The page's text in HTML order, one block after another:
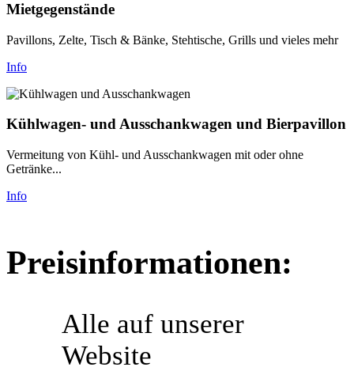
Mietgegenstände
Pavillons, Zelte, Tisch & Bänke, Stehtische, Grills und vieles mehr
Info
Kühlwagen- und Ausschankwagen und Bierpavillon
Vermeitung von Kühl- und Ausschankwagen mit oder ohne
Getränke...
Info
Preisinformationen:
Alle auf unserer
Website